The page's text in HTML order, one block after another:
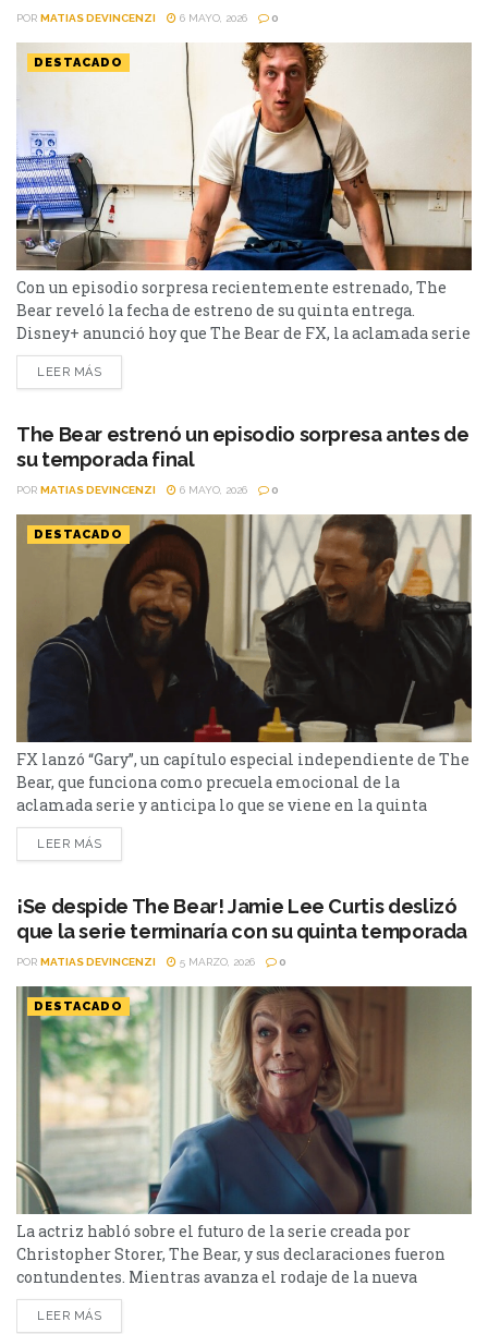
POR MATIAS DEVINCENZI 6 MAYO, 2026 0
DESTACADO
Con un episodio sorpresa recientemente estrenado, The
Bear reveló la fecha de estreno de su quinta entrega.
Disney+ anunció hoy que The Bear de FX, la aclamada serie
ganadora del premio Emmy®, estrenará su quinta y
última temporada el jueves 25 de junio exclusivamente en
en el servicio de streaming el mismo día de su
lanzamiento. La noticia llega después del lanzamiento...
LEER MÁS
The Bear estrenó un episodio sorpresa antes de
su temporada final
POR MATIAS DEVINCENZI 6 MAYO, 2026 0
DESTACADO
FX lanzó “Gary”, un capítulo especial independiente de The
Bear, que funciona como precuela emocional de la
aclamada serie y anticipa lo que se viene en la quinta
entrega. En un movimiento inesperado que tomó por
sorpresa a los fanáticos, FX publicó un episodio especial de
parte del catálogo oficial...
LEER MÁS
¡Se despide The Bear! Jamie Lee Curtis deslizó
que la serie terminaría con su quinta temporada
POR MATIAS DEVINCENZI 5 MARZO, 2026 0
DESTACADO
La actriz habló sobre el futuro de la serie creada por
Christopher Storer, The Bear, y sus declaraciones fueron
contundentes. Mientras avanza el rodaje de la nueva
entrega, una inesperada declaración de Jamie Lee Curtis
encendió las especulaciones sobre el futuro de The Bear. La
LEER MÁS